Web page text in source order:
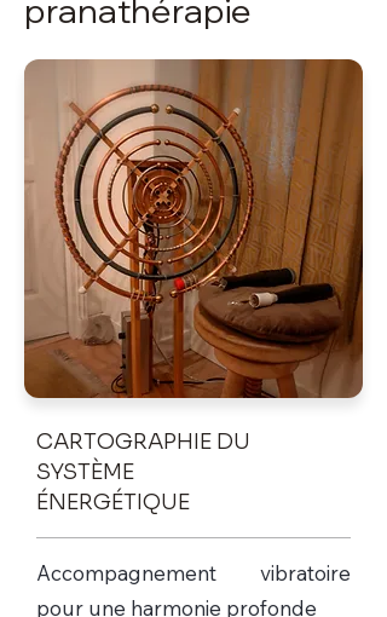
pranathérapie
CARTOGRAPHIE DU
SYSTÈME
ÉNERGÉTIQUE
Accompagnement vibratoire
pour une harmonie profonde